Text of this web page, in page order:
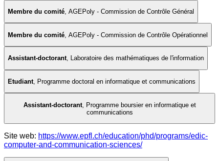
Membre du comité, AGEPoly - Commission de Contrôle Général
Membre du comité AGEPoly - Commission de Contrôle Opérationnel
Assistant-doctorant, Laboratoire des mathématiques de l'information
Etudiant, Programme doctoral en informatique et communications
Assistant-doctorant, Programme boursier en informatique et
communications
Site web: https://www.epfl.ch/education/phd/programs/edic-
computer-and-communication-sciences/